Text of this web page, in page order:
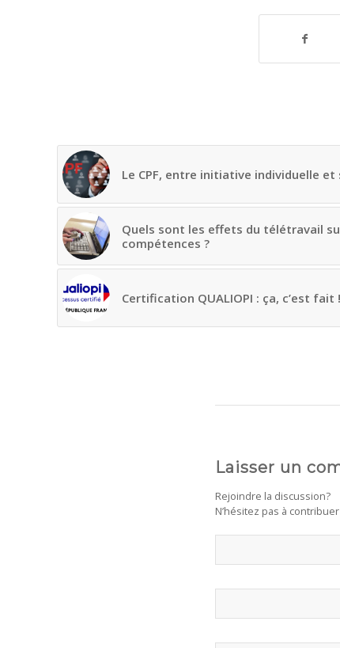
Le CPF, entre initiative individuelle
Quels sont les effets du télétravail
compétences ?
Certification QUALIOPI : ça, c’est fait !
Laisser un
Rejoindre la discussion?
N’hésitez pas à contribuer